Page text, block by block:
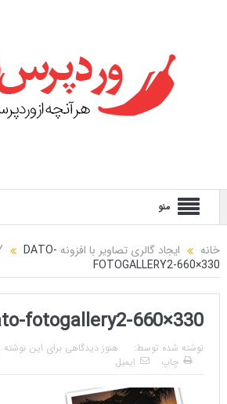
منو
خانه ایجاد گالری تصاویر با افزونه PHOTO GALLERY DATO-
FOTOGALLERY2-660×330
fotogallery2-660×330
نوشته شده توسط:
هنوز دیدگاهی برای این نوشته
چاپ
ایمیل